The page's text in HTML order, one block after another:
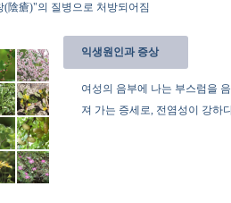
陰瘡)"의 질병으로 처방되어짐
익생원인과 증상
여성의 음부에 나는 부스럼을
져 가는 증세로, 전염성이 강하